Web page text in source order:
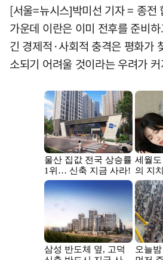
[서울=뉴시스]박미선 기자 = 종전
가운데 이란은 이미 전후를 준비
긴 경제적·사회적 충격은 평화가
소되기 어려울 것이라는 우려가